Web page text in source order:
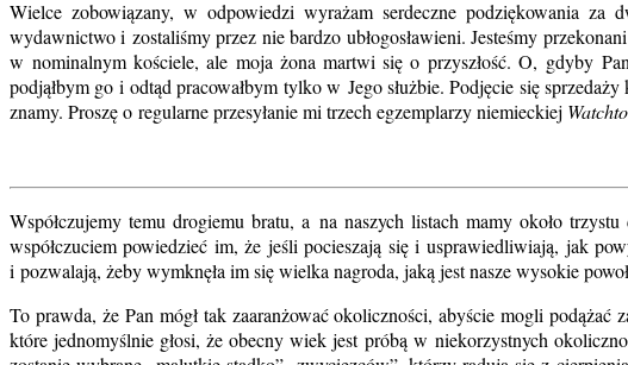
Wielce zobowiązany, w odpowiedzi wyrażam serdeczne podziękowania za
wydawnictwo i zostaliśmy przez nie bardzo ubłogosławieni. Jesteśmy
w nominalnym kościele, ale moja żona martwi się o przyszłość. O, gdyby
podjąłbym go i odtąd pracowałbym tylko w Jego służbie. Podjęcie się
znamy. Proszę o regularne przesyłanie mi trzech egzemplarzy niemieckiej
Współczujemy temu drogiemu bratu, a na naszych listach mamy około
współczuciem powiedzieć im, że jeśli pocieszają się i usprawiedliwiają, jak
i pozwalają, żeby wymknęła im się wielka nagroda, jaką jest nasze wysokie
To prawda, że Pan mógł tak zaaranżować okoliczności, abyście mogli
które jednomyślnie głosi, że obecny wiek jest próbą w niekorzystnych